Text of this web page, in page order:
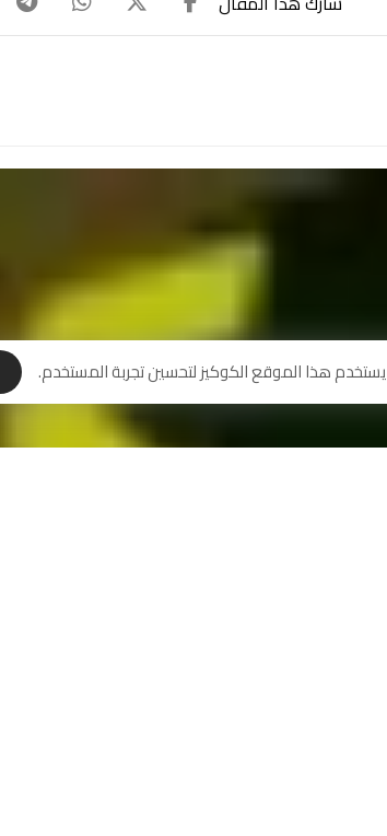
يستخدم هذا الموقع الكوكيز لتحسين تجربة المستخدم.